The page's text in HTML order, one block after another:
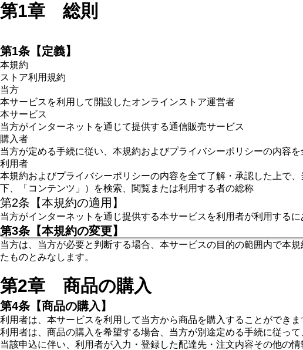
第1章 総則
第1条【定義】
本規約
ストア利用規約
当方
本サービスを利用して開設したオンラインストア運営者
本サービス
当方がインターネットを通じて提供する通信販売サービス
購入者
当方が定める手続に従い、本規約およびプライバシーポリシーの内容
利用者
本規約およびプライバシーポリシーの内容を全て了解・承認した上で
下、「コンテンツ」）を検索、閲覧または利用する者の総称
第2条【本規約の適用】
当方がインターネットを通じ提供する本サービスを利用者が利用する
第3条【本規約の変更】
当方は、当方が必要と判断する場合、本サービスの目的の範囲内で本
たものとみなします。
第2章 商品の購入
第4条【商品の購入】
利用者は、本サービスを利用して当方から商品を購入することができま
利用者は、商品の購入を希望する場合、当方が別途定める手続に従っ
当該申込に伴い、利用者が入力・登録した配達先・注文内容その他の